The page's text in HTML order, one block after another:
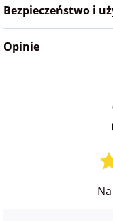
Bezpieczeństwo i
Opinie